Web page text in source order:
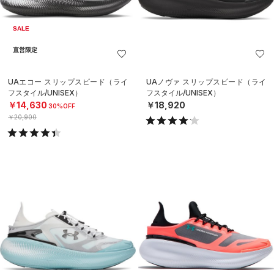
SALE
直営限定
UAエコー スリップスピード（ライ
フスタイル/UNISEX）
￥14,630 30%OFF
￥20,900
UAノヴァ スリップスピード（ライ
フスタイル/UNISEX）
￥18,920